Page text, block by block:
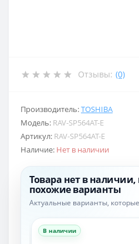
Отзывы: (0)
Производитель:TOSHIBA
Модель: RAV-SP564AT-E
Артикул: RAV-SP564AT-E
Наличие: Нет в наличии
Товара нет в
похожие варианты
Актуальные варианты,
В наличии